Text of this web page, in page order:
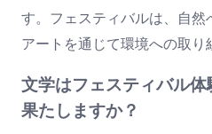
す。フェスティバルは、自然
アートを通じて環境への取り
文学はフェスティバル
果たしますか？